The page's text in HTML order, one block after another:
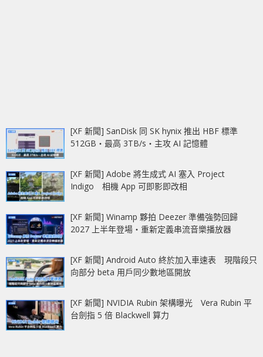
[XF 新聞] SanDisk 同 SK hynix 推出 HBF 標準
512GB‧最高 3TB/s‧主攻 AI 記憶體
[XF 新聞] Adobe 將生成式 AI 塞入 Project
Indigo 相機 App 可即影即改相
[XF 新聞] Winamp 夥拍 Deezer 準備強勢回歸
2027 上半年登場‧重新定義串流音樂播放器
[XF 新聞] Android Auto 終於加入車速表 現階段只
向部分 beta 用戶同少數地區開放
[XF 新聞] NVIDIA Rubin 架構曝光 Vera Rubin 平
台劍指 5 倍 Blackwell 算力